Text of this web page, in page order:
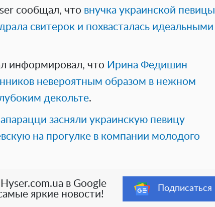
сообщал, что внучка украинской певицы
свитерок и похвасталась идеальными
информировал, что Ирина Федишин
невероятным образом в нежном
декольте.
засняли украинскую певицу
на прогулке в компании молодого
в Google
яркие новости!
Подписаться